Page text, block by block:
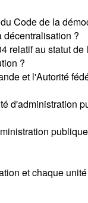
Code de la
décentralisation ?
au statut
?
et l'Autorité
d'administration
et chaque